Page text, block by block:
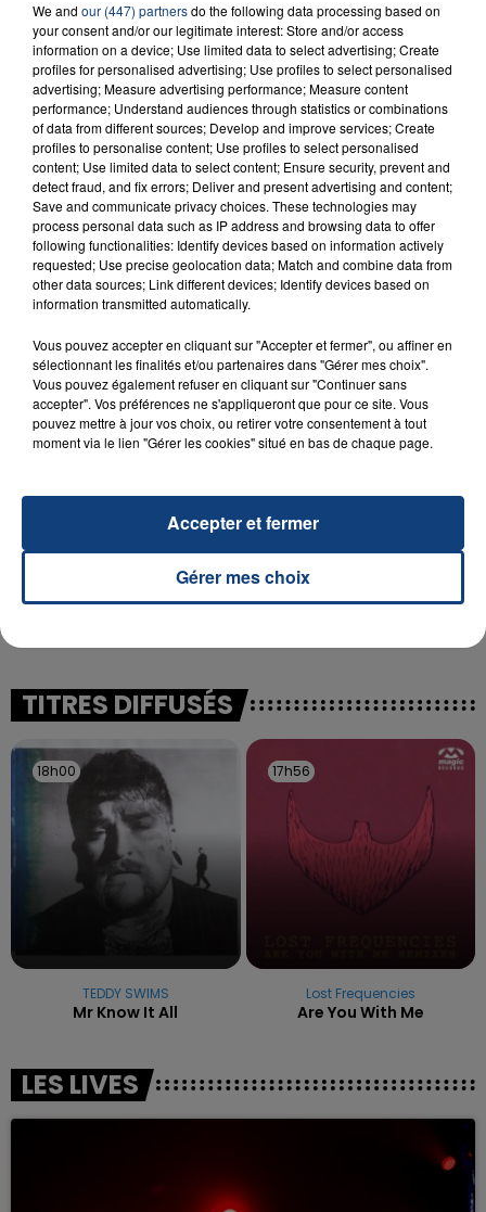
FIL D'ACTU
23 juillet 2026
INCENDIE MORTEL À LENS : UNE FEMME ET
SON BÉBÉ ENTRE LA VIE ET LA...
Un homme s'est immolé par le feu après avoir
aspergé sa compagne et leur bébé de trois mois
d'un liquide inflammable.
20 juillet 2026
UNE ADOLESCENTE DEVANT SE FAIRE
OPÉRER DE LA CHEVILLE RESSORT DE LA...
excuses.
TITRES DIFFUSÉS
18h00
18h00
TEDDY SWIMS
Mr Know It All
17h56
17h56
Lost Frequencies
Are You With Me
LES LIVES
We and our (447) partnersdo the following data processing based on
your consent and/or our legitimate interest: Store and/or access
information on a device; Use limited data to select advertising; Create
profiles for personalised advertising; Use profiles to select personalised
advertising; Measure advertising performance; Measure content
performance; Understand audiences through statistics or combinations
of data from different sources; Develop and improve services; Create
profiles to personalise content; Use profiles to select personalised
content; Use limited data to select content; Ensure security, prevent and
detect fraud, and fix errors; Deliver and present advertising and content;
Save and communicate privacy choices. These technologies may
process personal data such as IP address and browsing data to offer
following functionalities: Identify devices based on information actively
requested; Use precise geolocation data; Match and combine data from
other data sources; Link different devices; Identify devices based on
information transmitted automatically.
Vous pouvez accepter en cliquant sur "Accepter et fermer", ou affiner en
sélectionnant les finalités et/ou partenaires dans "Gérer mes choix".
Vous pouvez également refuser en cliquant sur "Continuer sans
accepter". Vos préférences ne s'appliqueront que pour ce site. Vous
pouvez mettre à jour vos choix, ou retirer votre consentement à tout
moment via le lien "Gérer les cookies" situé en bas de chaque page.
Gérer mes choix
Accepter et fermer